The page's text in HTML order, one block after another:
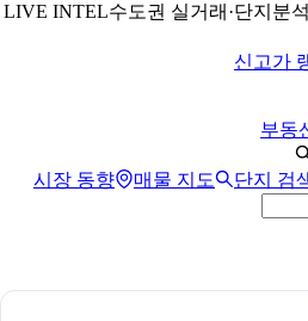
수도권 실거래·단지분
부동
시장 동향 매물 지도 단지 검